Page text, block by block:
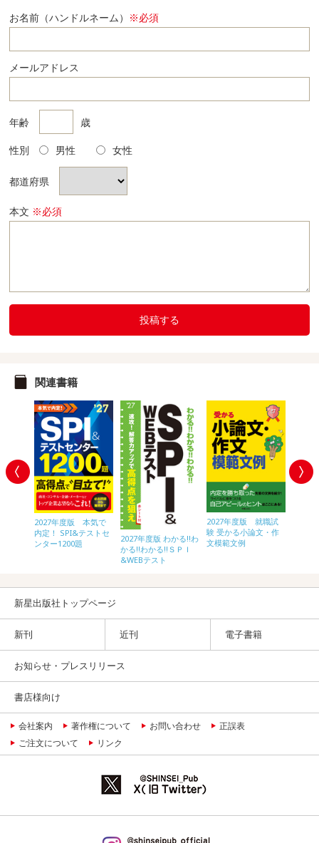
お名前（ハンドルネーム） ※必須
メールアドレス
年齢 歳
性別 男性 女性
都道府県
本文 ※必須
投稿する
関連書籍
2027年度版 本気で
内定！ SPI&テストセ
ンター1200題
2027年度版 わかる!!わ
かる!!わかる!!ＳＰＩ
&WEBテスト
2027年度版 就職試
験 受かる小論文・作
文模範文例
新星出版社トップページ
新刊 近刊 電子書籍
お知らせ・プレスリリース
書店様向け
会社案内 著作権について お問い合わせ
正誤表
ご注文について
リンク